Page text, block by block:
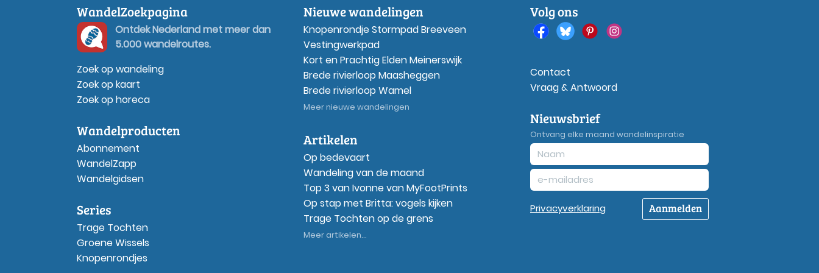
WandelZoekpagina
Ontdek Nederland met meer dan
5.000 wandelroutes.
Zoek op wandeling
Zoek op kaart
Zoek op horeca
Wandelproducten
Abonnement
WandelZapp
Wandelgidsen
Series
Trage Tochten
Groene Wissels
Knopenrondjes
Nieuwe wandelingen
Knopenrondje Stormpad Breeveen
Vestingwerkpad
Kort en Prachtig Elden Meinerswijk
Brede rivierloop Maasheggen
Brede rivierloop Wamel
Meer nieuwe wandelingen
Artikelen
Op bedevaart
Wandeling van de maand
Top 3 van Ivonne van MyFootPrints
Op stap met Britta: vogels kijken
Trage Tochten op de grens
Meer artikelen...
Volg ons
Contact
Vraag & Antwoord
Nieuwsbrief
Ontvang elke maand wandelinspiratie
Privacyverklaring Aanmelden